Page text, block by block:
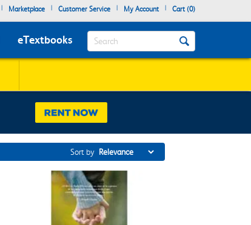
| Marketplace | Customer Service | My Account | Cart (0)
eTextbooks Search
Sort by